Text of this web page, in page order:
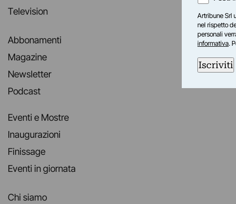
Television
Abbonamenti
Magazine
Newsletter
Podcast
Eventi e Mostre
Inaugurazioni
Finissage
Eventi in giornata
Chi siamo
Artribune Srl
nel rispetto
personali
informativa.
Iscriviti